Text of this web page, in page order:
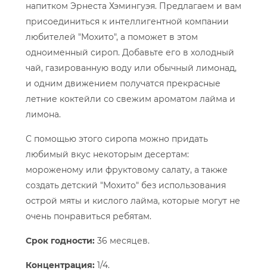
напитком Эрнеста Хэмингуэя. Предлагаем и вам
присоединиться к интеллигентной компании
любителей "Мохито", а поможет в этом
одноименный сироп. Добавьте его в холодный
чай, газированную воду или обычный лимонад,
и одним движением получатся прекрасные
летние коктейли со свежим ароматом лайма и
лимона.
С помощью этого сиропа можно придать
любимый вкус некоторым десертам:
мороженому или фруктовому салату, а также
создать детский "Мохито" без использования
острой мяты и кислого лайма, которые могут не
очень понравиться ребятам.
Срок годности: 36 месяцев.
Концентрация: 1/4.